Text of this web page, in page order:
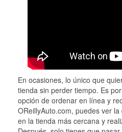
En ocasiones, lo único que
tienda sin perder tiempo. Es
opción de ordenar en línea y
OReillyAuto.com, puedes ver
en la tienda más cercana y